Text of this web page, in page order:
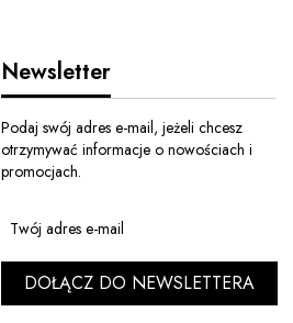
Newsletter
Podaj swój adres e-mail, jeżeli chcesz
otrzymywać informacje o nowościach i
promocjach.
Twój adres e-mail
DOŁĄCZ DO NEWSLETTERA